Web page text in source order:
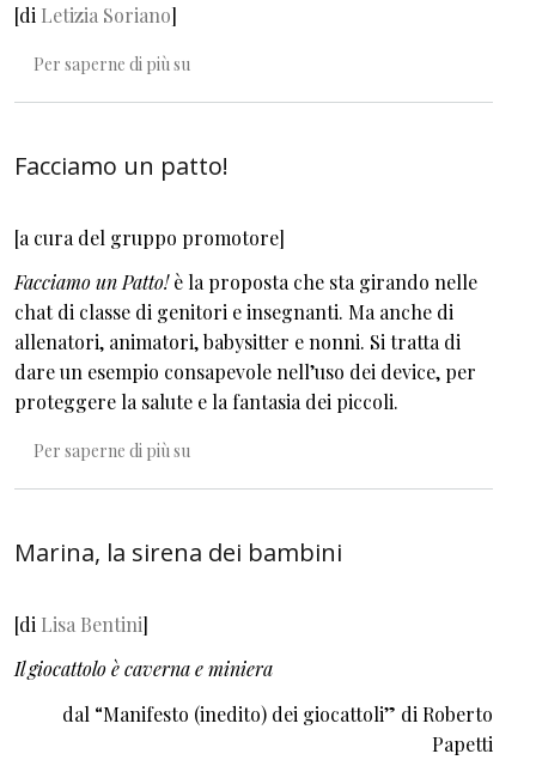
[di Letizia Soriano]
Per saperne di più su
Facciamo un patto!
[a cura del gruppo promotore]
Facciamo un Patto!è la proposta che sta girando nelle
chat di classe di genitori e insegnanti. Ma anche di
allenatori, animatori, babysitter e nonni. Si tratta di
dare un esempio consapevole nell’uso dei device, per
proteggere la salute e la fantasia dei piccoli.
Per saperne di più su
Marina, la sirena dei bambini
[di Lisa Bentini]
Il giocattolo è caverna e miniera
dal “Manifesto (inedito) dei giocattoli” di Roberto
Papetti